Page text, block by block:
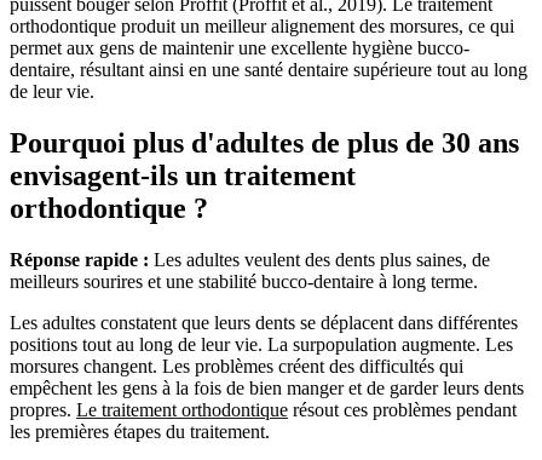
orthodontique produit un meilleur alignement des morsures, ce qui
permet aux gens de maintenir une excellente hygiène bucco-
dentaire, résultant ainsi en une santé dentaire supérieure tout au long
de leur vie.
Pourquoi plus d'adultes de plus de 30 ans
envisagent-ils un traitement
orthodontique ?
Réponse rapide : Les adultes veulent des dents plus saines, de
meilleurs sourires et une stabilité bucco-dentaire à long terme.
Les adultes constatent que leurs dents se déplacent dans différentes
positions tout au long de leur vie. La surpopulation augmente. Les
morsures changent. Les problèmes créent des difficultés qui
empêchent les gens à la fois de bien manger et de garder leurs dents
propres. Le traitement orthodontique résout ces problèmes pendant
les premières étapes du traitement.